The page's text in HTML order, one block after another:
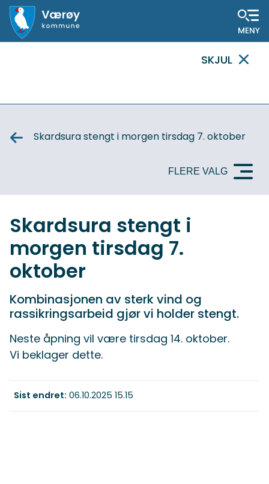
MELDING
SKJUL
Skardsura stengt i morgen tirsdag 7. oktober
FLERE VALG
Skardsura stengt i
morgen tirsdag 7.
oktober
Kombinasjonen av sterk vind og
rassikringsarbeid gjør vi holder stengt.
Neste åpning vil være tirsdag 14. oktober.
Vi beklager dette.
Sist endret 06.10.2025 15.15